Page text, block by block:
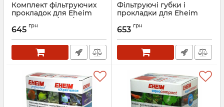
Комплект фільтруючих
прокладок для Eheim
ecco pro 130/200/300
(2616320)
Артикул: 2616320
645 грн
Фільтруючі губки і
прокладки для Eheim
professionel/II і Eheim
eXperience 350 (2616260)
Артикул: 2616260
653 грн